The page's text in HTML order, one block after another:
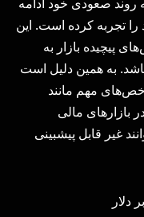
روند صعودی خود ادامه
تجربه کرده است. این
پیچیده‌ بازار به
به همین دلیل است
مهم مانند
مالی
غیر قابل پیشبینی